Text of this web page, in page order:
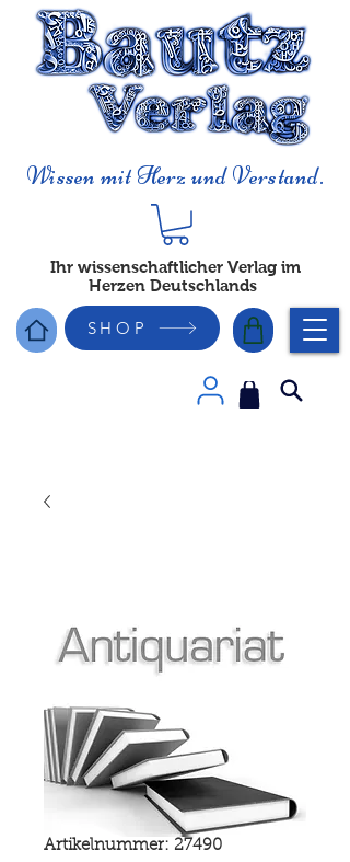
Wissen mit Herz und Verstand.
Ihr wissenschaftlicher Verlag im
Herzen Deutschlands
SHOP
Artikelnummer: 27490